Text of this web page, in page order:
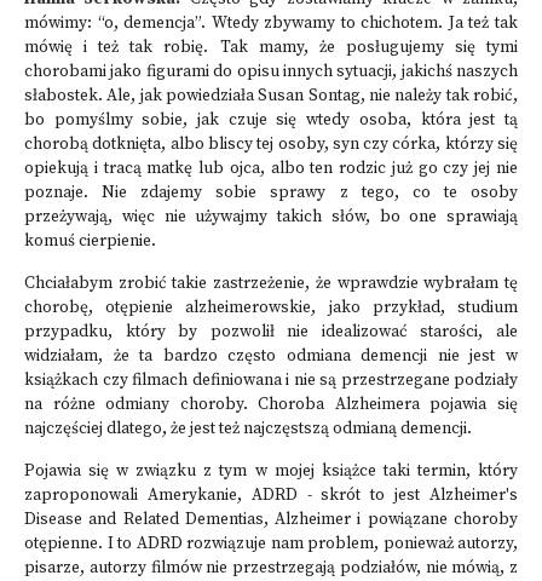
mówimy: “o, demencja”. Wtedy zbywamy to chichotem. Ja też tak
mówię i też tak robię. Tak mamy, że posługujemy się tymi
chorobami jako figurami do opisu innych sytuacji, jakichś naszych
słabostek. Ale, jak powiedziała Susan Sontag, nie należy tak robić,
bo pomyślmy sobie, jak czuje się wtedy osoba, która jest tą
chorobą dotknięta, albo bliscy tej osoby, syn czy córka, którzy się
opiekują i tracą matkę lub ojca, albo ten rodzic już go czy jej nie
poznaje. Nie zdajemy sobie sprawy z tego, co te osoby
przeżywają, więc nie używajmy takich słów, bo one sprawiają
komuś cierpienie.
Chciałabym zrobić takie zastrzeżenie, że wprawdzie wybrałam tę
chorobę, otępienie alzheimerowskie, jako przykład, studium
przypadku, który by pozwolił nie idealizować starości, ale
widziałam, że ta bardzo często odmiana demencji nie jest w
książkach czy filmach definiowana i nie są przestrzegane podziały
na różne odmiany choroby. Choroba Alzheimera pojawia się
najczęściej dlatego, że jest też najczęstszą odmianą demencji.
Pojawia się w związku z tym w mojej książce taki termin, który
zaproponowali Amerykanie, ADRD - skrót to jest Alzheimer's
Disease and Related Dementias, Alzheimer i powiązane choroby
otępienne. I to ADRD rozwiązuje nam problem, ponieważ autorzy,
pisarze, autorzy filmów nie przestrzegają podziałów, nie mówią, z